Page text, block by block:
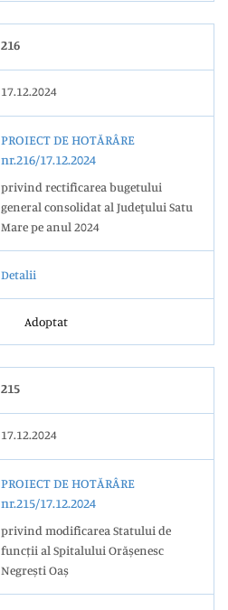
216
17.12.2024
PROIECT DE HOTĂRÂRE
nr.216/17.12.2024
privind rectificarea bugetului
general consolidat al Judeţului Satu
Mare pe anul 2024
Detalii
Adoptat
215
17.12.2024
PROIECT DE HOTĂRÂRE
nr.215/17.12.2024
privind modificarea Statului de
funcții al Spitalului Orășenesc
Negrești Oaș